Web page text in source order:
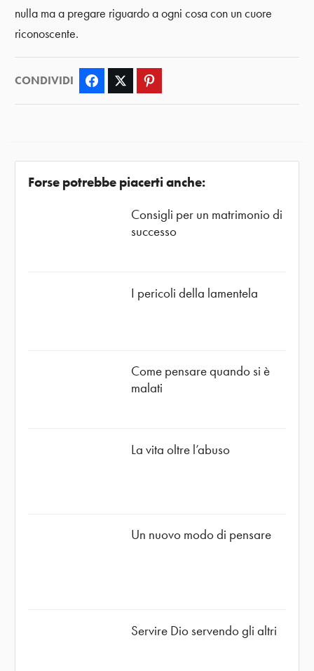
nulla ma a pregare riguardo a ogni cosa con un cuore
riconoscente.
CONDIVIDI Facebook Twitter
Forse potrebbe piacerti anche:
Consigli per un matrimonio di
successo
I pericoli della lamentela
Come pensare quando si è
malati
La vita oltre l’abuso
Un nuovo modo di pensare
Servire Dio servendo gli altri